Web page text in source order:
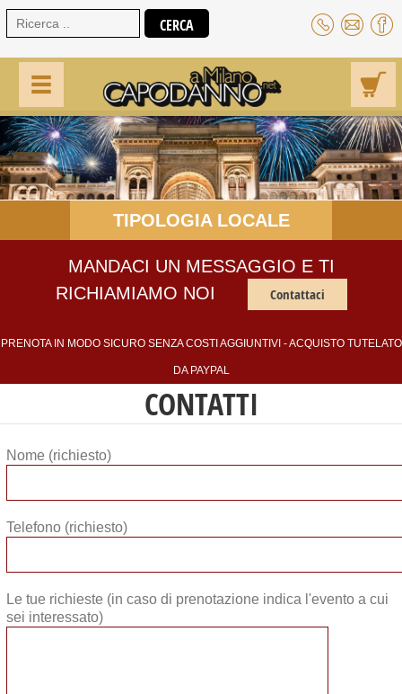
TIPOLOGIA LOCALE
MANDACI UN MESSAGGIO E TI
RICHIAMIAMO NOI
Contattaci
PRENOTA IN MODO SICURO SENZA COSTI AGGIUNTIVI - ACQUISTO TUTELATO
DA PAYPAL
CONTATTI
Nome (richiesto)
Telefono (richiesto)
Le tue richieste (in caso di prenotazione indica l'evento a cui
sei interessato)